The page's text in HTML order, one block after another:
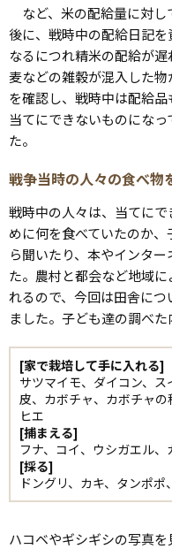
など、米の配給量に対し
後に、戦時中の配給日記
なるにつれ精米の配給が
麦などの雑穀が混入した
を確認し、戦時中は配給品
当てにできないものにな
た。
戦争当時の人々の食べ物
戦時中の人々は、当てに
めに何を食べていたのか
ら聞いたり、本やインタ
た。農村と都会など地域
れるので、今回は田舎に
ました。子ども達の調べた
[家で栽培して手に入れる]
サツマイモ、ダイコン、
皮、カボチャ、カボチャの
ヒエ
[捕まえる]
フナ、コイ、ウシガエル、
[採る]
ドングリ、カキ、タンポ
ハコベやギシギシの写真